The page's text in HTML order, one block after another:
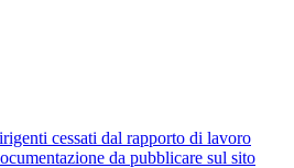
cessati dal rapporto di lavoro
da pubblicare sul sito